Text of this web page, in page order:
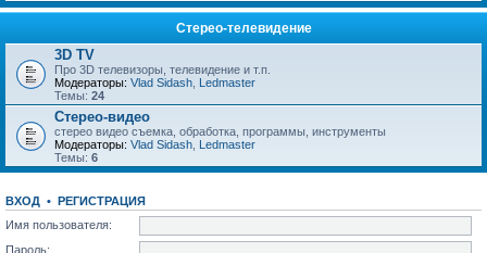
Стерео-телевидение
3D TV
Про 3D телевизоры, телевидение и т.п.
Модераторы: Vlad Sidash Ledmaster
Темы: 24
Стерео-видео
стерео видео съемка, обработка, программы, инструменты
Модераторы: Vlad Sidash Ledmaster
Темы: 6
ВХОД • РЕГИСТРАЦИЯ
Имя пользователя:
Пароль: